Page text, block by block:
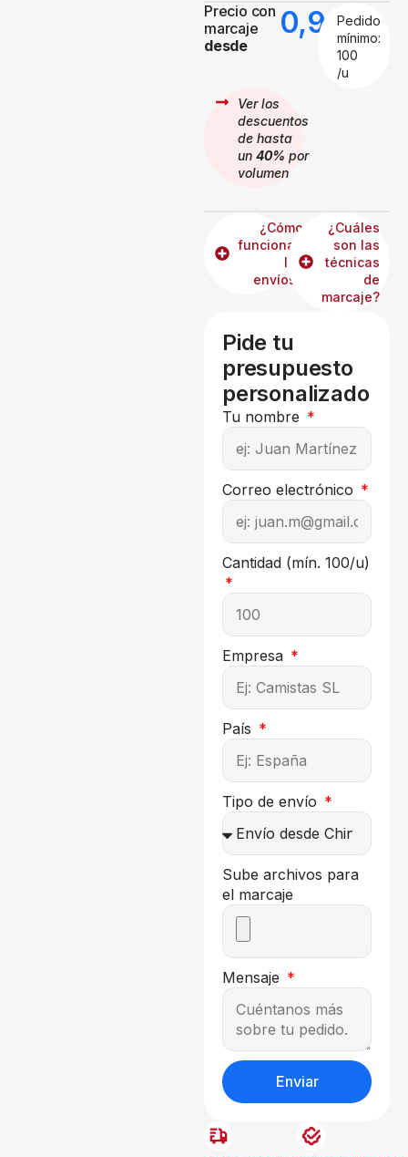
Precio con
marcaje
desde
0,99€
Pedido
mínimo:
100
/u
Ver los
descuentos
de hasta
un 40% por
volumen
¿Cómo
funcionan
los
envíos?
¿Cuáles
son las
técnicas
de
marcaje?
Pide tu
presupuesto
personalizado
Tu nombre
Correo electrónico
Cantidad (mín. 100/u)
Empresa
País
Tipo de envío
Sube archivos para
el marcaje
Mensaje
Enviar